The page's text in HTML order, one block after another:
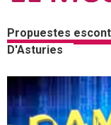
Propuestes
D'Asturies